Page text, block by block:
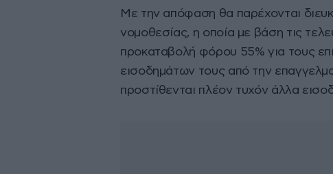
Με την απόφαση θα παρέχονται
νομοθεσίας, η οποία με βάση τις
προκαταβολή φόρου 55% για τους
εισοδημάτων τους από την
προστίθενται πλέον τυχόν άλλα